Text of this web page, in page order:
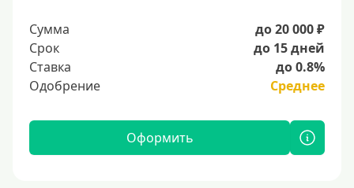
Сумма
до 20 000 ₽
Срок
до 15 дней
Ставка
до 0.8%
Одобрение
Среднее
Оформить